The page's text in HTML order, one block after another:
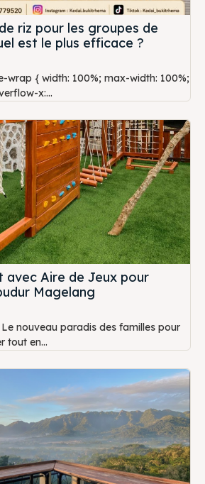
riz pour les groupes de
est le plus efficace ?
width: 100%;
1.25rem 0; overflow-x:...
avec Aire de Jeux pour
Magelang
nouveau paradis des familles pour
tout en...